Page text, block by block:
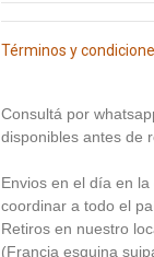
Términos y
Consultá por
disponibles antes de
Envios en el día en
coordinar a todo el
Retiros en nuestro
(Francia esquina